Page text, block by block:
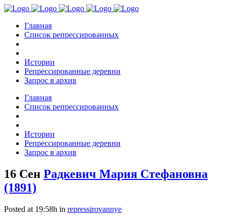
Главная
Список репрессированных
Истории
Репрессированные деревни
Запрос в архив
Главная
Список репрессированных
Истории
Репрессированные деревни
Запрос в архив
16 Сен Радкевич Мария Стефановна
(1891)
Posted at 19:58h in repressirovannye